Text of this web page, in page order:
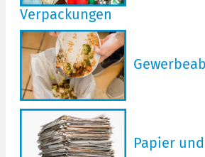
Verpackungen
Papier